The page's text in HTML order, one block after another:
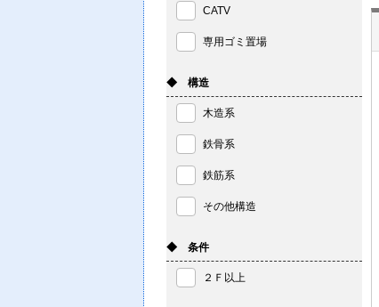
CATV
専用ゴミ置場
◆ 構造
木造系
鉄骨系
鉄筋系
その他構造
◆ 条件
２Ｆ以上